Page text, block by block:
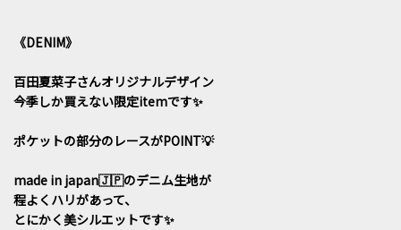
《DENIM》
百田夏菜子さんオリジナルデザイン
今季しか買えない限定itemです✨
ポケットの部分のレースがPOINT💡
made in japan🇯🇵のデニム生地が
程よくハリがあって、
とにかく美シルエットです✨